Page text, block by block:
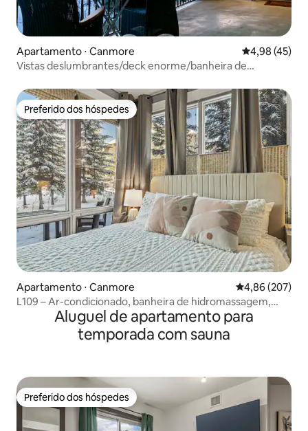
Apartamento ⋅ Canmore 4,98 de uma
4,98 (45)
Vistas deslumbrantes/deck enorme/banheira de
Preferido dos hóspedes
Preferido dos hóspedes
Apartamento ⋅ Canmore 4,86 de uma
4,86 (207)
L109 – Ar-condicionado, banheira de hidromassagem,
piscina, Netflix e estacionamento gratuito
Aluguel de apartamento para
temporada com sauna
Preferido dos hóspedes
Preferido dos hóspedes